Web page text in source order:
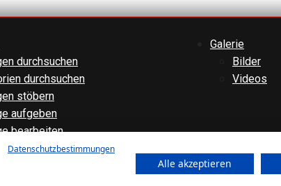
durchsuchen
durchsuchen
stöbern
aufgeben
bearbeiten
Galerie
Bilder
Videos
Datenschutzbestimmungen
Alle akzeptieren